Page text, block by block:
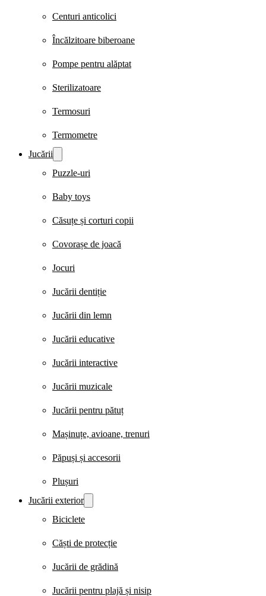
Centuri anticolici
Încălzitoare biberoane
Pompe pentru alăptat
Sterilizatoare
Termosuri
Termometre
Jucării
Puzzle-uri
Baby toys
Căsuțe și corturi copii
Covorașe de joacă
Jocuri
Jucării dentiție
Jucării din lemn
Jucării educative
Jucării interactive
Jucării muzicale
Jucării pentru pătuț
Mașinuțe, avioane, trenuri
Păpuși și accesorii
Plușuri
Jucării exterior
Biciclete
Căști de protecție
Jucării de grădină
Jucării pentru plajă și nisip